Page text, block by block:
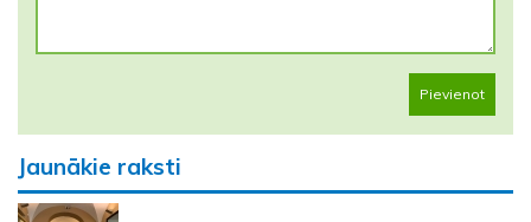
Pievienot
Jaunākie raksti